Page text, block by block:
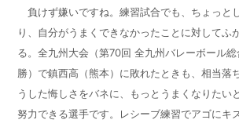
負けず嫌いですね。練習試合でも、ちょっと
り、自分がうまくできなかったことに対してふ
る。全九州大会（第70回 全九州バレーボール
勝）で鎮西高（熊本）に敗れたときも、相当落
うした悔しさをバネに、もっとうまくなりたい
努力できる選手です。レシーブ練習でアゴにキ